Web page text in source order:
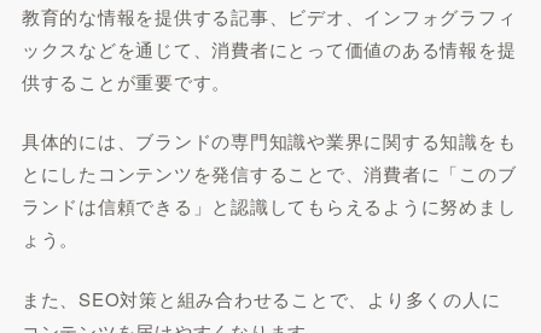
教育的な情報を提供する記事、ビデオ、インフォグラフィ
ックスなどを通じて、消費者にとって価値のある情報を提
供することが重要です。
具体的には、ブランドの専門知識や業界に関する知識をも
とにしたコンテンツを発信することで、消費者に「このブ
ランドは信頼できる」と認識してもらえるように努めまし
ょう。
また、SEO対策と組み合わせることで、より多くの人に